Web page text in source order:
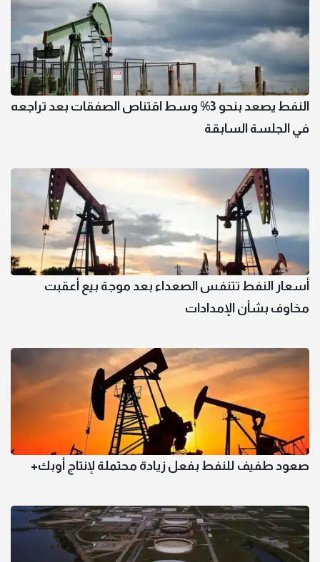
النفط يصعد بنحو 3% وسط اقتناص الصفقات بعد تراجعه
في الجلسة السابقة
أسعار النفط تتنفس الصعداء بعد موجة بيع أعقبت
مخاوف بشأن الإمدادات
صعود طفيف للنفط بفعل زيادة محتملة لإنتاج أوبك+